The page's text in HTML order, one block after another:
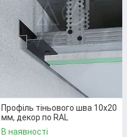
Профіль тіньового шва 10х20
мм, декор по RAL
В наявності